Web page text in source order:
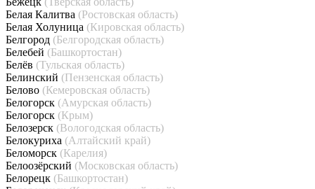
Белая Калитва (Ростовская область)
Белая Холуница (Кировская область)
Белгород (Белгородская область)
Белебей (Башкортостан)
Белёв (Тульская область)
Белинский (Пензенская область)
Белово (Кемеровская область)
Белогорск (Амурская область)
Белогорск (Крым)
Белозерск (Вологодская область)
Белокуриха (Алтайский край)
Беломорск (Карелия)
Белоозёрский (Московская область)
Белорецк (Башкортостан)